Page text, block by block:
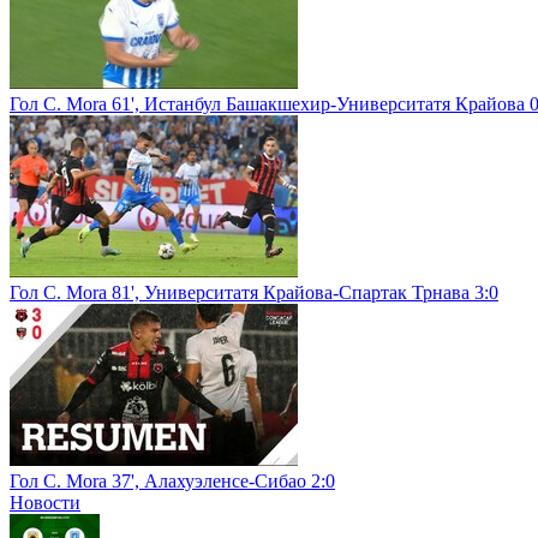
Гол C. Mora 61', Истанбул Башакшехир-Университатя Крайова
Гол C. Mora 81', Университатя Крайова-Спартак Трнава 3:0
Гол C. Mora 37', Алахуэленсе-Сибао 2:0
Новости